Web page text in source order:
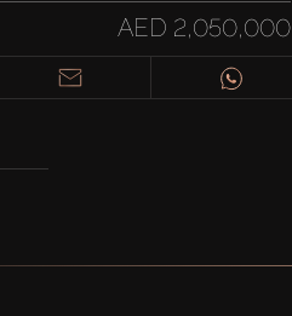
AED 2,050,000